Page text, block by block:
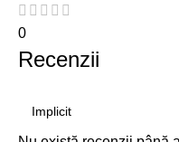
0
Recenzii